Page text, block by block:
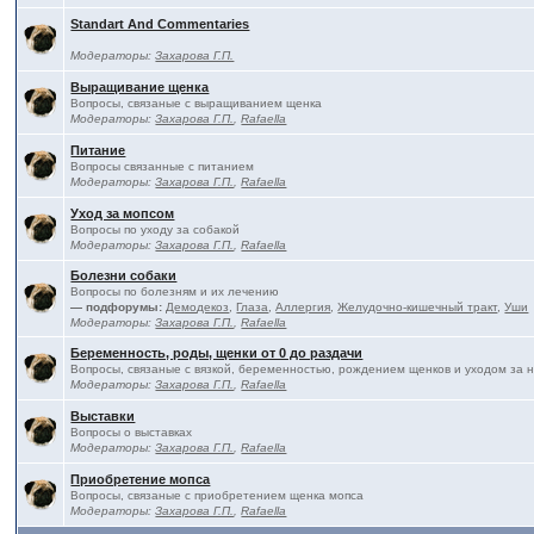
Standart And Commentaries
Модераторы:Захарова Г.П.
Выращивание щенка
Вопросы, связаные с выращиванием щенка
Модераторы:Захарова Г.П. ,Rafaella
Питание
Вопросы связанные с питанием
Модераторы:Захарова Г.П. ,Rafaella
Уход за мопсом
Вопросы по уходу за собакой
Модераторы:Захарова Г.П. ,Rafaella
Болезни собаки
Вопросы по болезням и их лечению
— подфорумы: Демодекоз ,Глаза ,Аллергия ,Желудочно-кишечный тракт,Уши
Модераторы:Захарова Г.П. ,Rafaella
Беременность, роды, щенки от 0 до раздачи
Вопросы, связаные с вязкой, беременностью, рождением щенков и уходом за
Модераторы:Захарова Г.П. ,Rafaella
Выставки
Вопросы о выставках
Модераторы:Захарова Г.П. ,Rafaella
Приобретение мопса
Вопросы, связаные с приобретением щенка мопса
Модераторы:Захарова Г.П. ,Rafaella